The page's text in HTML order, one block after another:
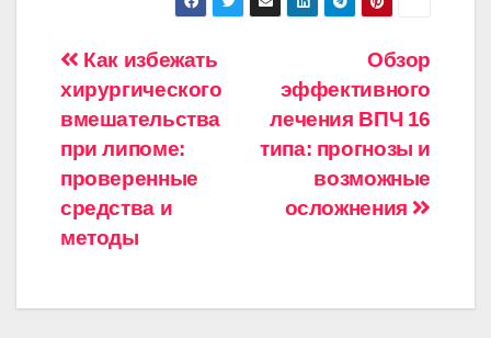
Навигация
по
записям
Обзор
эффективного
лечения ВПЧ 16
типа: прогнозы и
возможные
осложнения
Как избежать
хирургического
вмешательства
при липоме:
проверенные
средства и
методы